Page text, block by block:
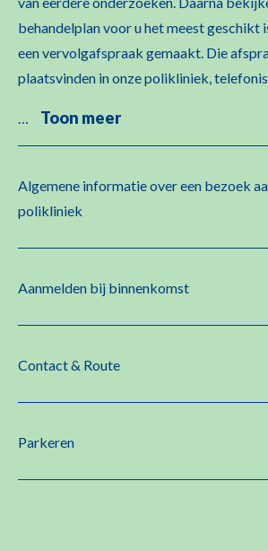
behandelplan voor u het meest geschikt
een vervolgafspraak gemaakt. Die
plaatsvinden in onze polikliniek,
… Toon meer
Algemene informatie over een bezoek
polikliniek
Aanmelden bij binnenkomst
Contact & Route
Parkeren